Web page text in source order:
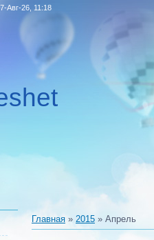
Авг-26, 11:18
Главная » 2015 » Апрель